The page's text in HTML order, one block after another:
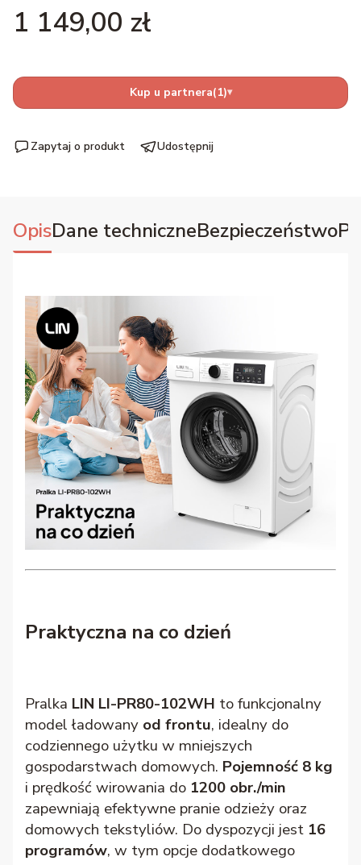
Cena
1 149,00 zł
Kup u partnera(1)▾
Zapytaj o produkt Udostępnij
OpisDane techniczneBezpieczeństwo
Praktyczna na co dzień
Pralka LIN LI-PR80-102WH to funkcjonalny
model ładowany od frontu, idealny do
codziennego użytku w mniejszych
gospodarstwach domowych. Pojemność 8 kg
i prędkość wirowania do 1200 obr./min
zapewniają efektywne pranie odzieży oraz
domowych tekstyliów. Do dyspozycji jest 16
programów, w tym opcje dodatkowego